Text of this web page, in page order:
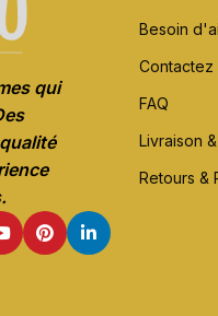
qui
Besoin
Contactez
FAQ
Livraison
Retours &